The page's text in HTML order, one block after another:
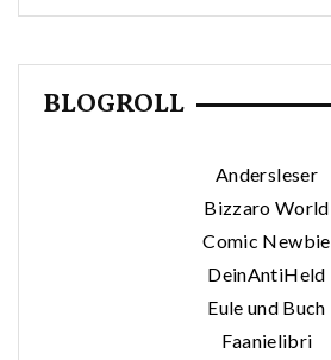
BLOGROLL
Andersleser
Bizzaro World
Comic Newbie
DeinAntiHeld
Eule und Buch
Faanielibri